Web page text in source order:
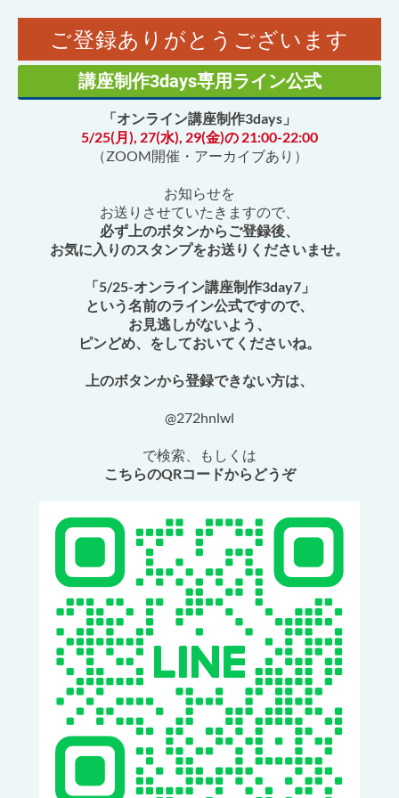
ご登録ありがとうございます
講座制作3days専用ライン公式
「オンライン講座制作3days」
5/25(月), 27(水), 29(金)の 21:00-22:00
（ZOOM開催・アーカイブあり）
お知らせを
お送りさせていたきますので、
必ず上のボタンからご登録後、
お気に入りのスタンプをお送りくださいませ。
「5/25-オンライン講座制作3day7」
という名前のライン公式ですので、
お見逃しがないよう、
ピンどめ、をしておいてくださいね。
上のボタンから登録できない方は、
@272hnlwl
で検索、もしくは
こちらのQRコードからどうぞ